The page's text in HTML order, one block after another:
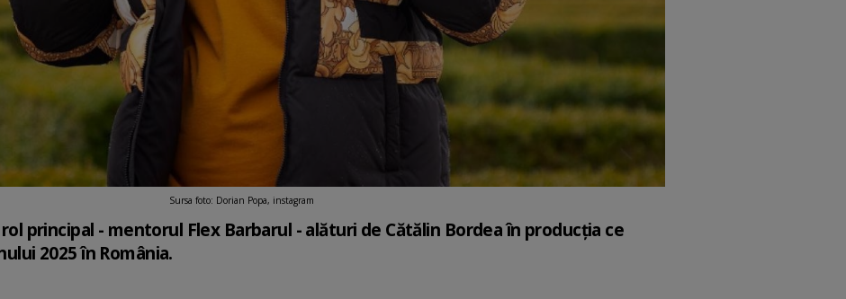
Sursa foto: Dorian Popa, instagram
principal - mentorul Flex Barbarul - alături de Cătălin Bordea în producția ce
2025 în România.